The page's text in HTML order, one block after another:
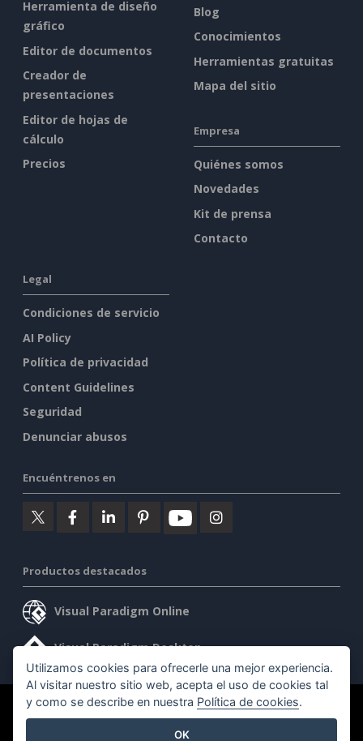
Herramienta de diseño
gráfico
Editor de documentos
Creador de
presentaciones
Editor de hojas de
cálculo
Precios
Blog
Conocimientos
Herramientas gratuitas
Mapa del sitio
Empresa
Quiénes somos
Novedades
Kit de prensa
Contacto
Legal
Condiciones de servicio
AI Policy
Política de privacidad
Content Guidelines
Seguridad
Denunciar abusos
Encuéntrenos en
Productos destacados
Visual Paradigm Online
Visual Paradigm Desktop
©2026 by Visual Paradigm. Todos los derechos reservados.
Utilizamos cookies para ofrecerle una mejor experiencia.
Al visitar nuestro sitio web, acepta el uso de cookies tal
y como se describe en nuestra Política de cookies.
OK